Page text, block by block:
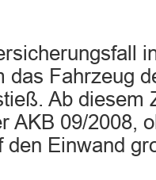
das Fahrzeug
Ab diesem
AKB 09/2008,
den Einwand